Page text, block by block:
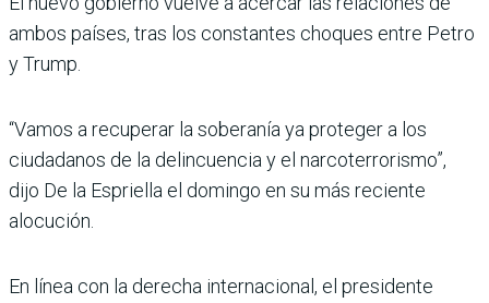
ambos países, tras los constantes choques entre Petro
y Trump.
“Vamos a recuperar la soberanía ya proteger a los
ciudadanos de la delincuencia y el narcoterrorismo”,
dijo De la Espriella el domingo en su más reciente
alocución.
En línea con la derecha internacional, el presidente